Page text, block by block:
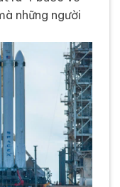
những người